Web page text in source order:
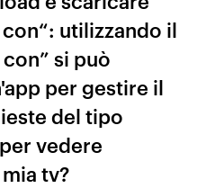
utilizzando il
si può
per gestire il
del tipo
vedere
tv?